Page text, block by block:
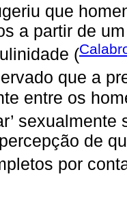
que
a partir de
(
que a
entre os
de
por